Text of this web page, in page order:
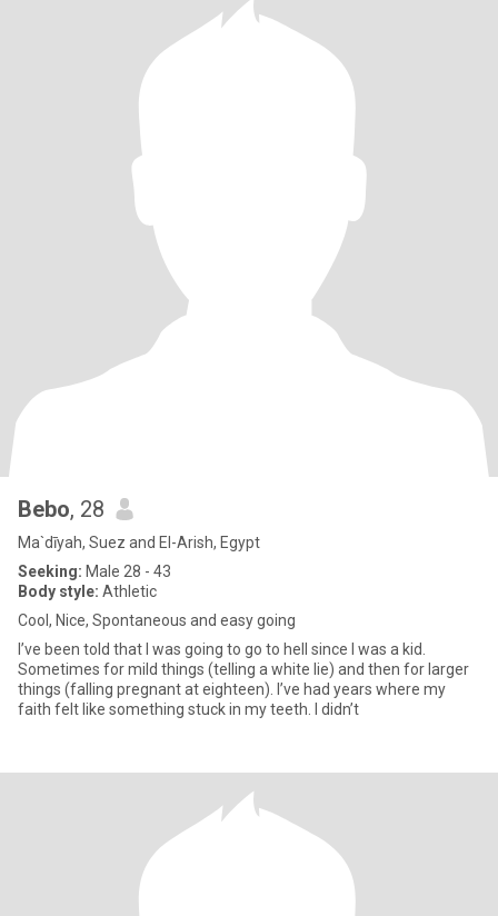
Bebo, 28
Ma`dīyah, Suez and El-Arish, Egypt
Seeking: Male 28 - 43
Body style: Athletic
Cool, Nice, Spontaneous and easy going
I’ve been told that I was going to go to hell since I was a kid.
Sometimes for mild things (telling a white lie) and then for larger
things (falling pregnant at eighteen). I’ve had years where my
faith felt like something stuck in my teeth. I didn’t